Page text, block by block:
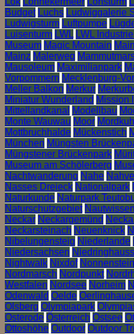
Budget Luchs Ludwiggalerie
Ludwigsturm Luftpumpe
Luisenturm LWL LWL
Museum Magic Mountain Main
Mainz Malerweg
Mausoleum Maximilianpark
Vorpommern Mecklenburg-
Meller Balkon Merkur
Miniatur Wunderland Mission
Mittellandkanal
Modellbau
Monte Wauwau Moor
Mottbruchhalde Mückenstich
München Müngsten
Müngstener Brückenpark
Museum am Schölerberg
Nachtwanderung Nahe
Nasses Dreieck Nationalpark
Naturkunde Naturpark
Naturschutzgebiet
Neckar Neckargemünd
Neckarsteinach Neuenknick
Nibelungensteig Niederlande
Niedersachsen
Nightwalk Nixdof Nonnenstein
Nordmarsch Nordpunkt
Westfalen Nordsee Norheim
Odenwald Oelde
Olsberg Olympiapark
Osterode Österreich Ostsee
Ottoshöhe Outdoor Outdoor